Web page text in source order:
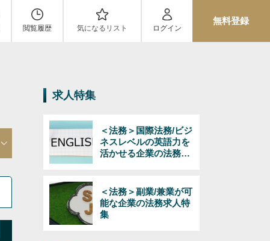
閲覧履歴 気になるリスト ログイン
無料登録
求人特集
＜法務＞国際法務/ビジ
ネスレベルの英語力を
活かせる企業の法務求
＜法務＞副業/兼業が可
能な企業の法務求人特
集